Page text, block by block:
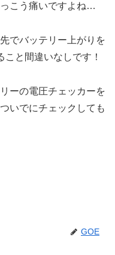
こう痛いですよね…
でバッテリー上がりを
と間違いなしです！
ーの電圧チェッカーを
いでにチェックしても
GOE